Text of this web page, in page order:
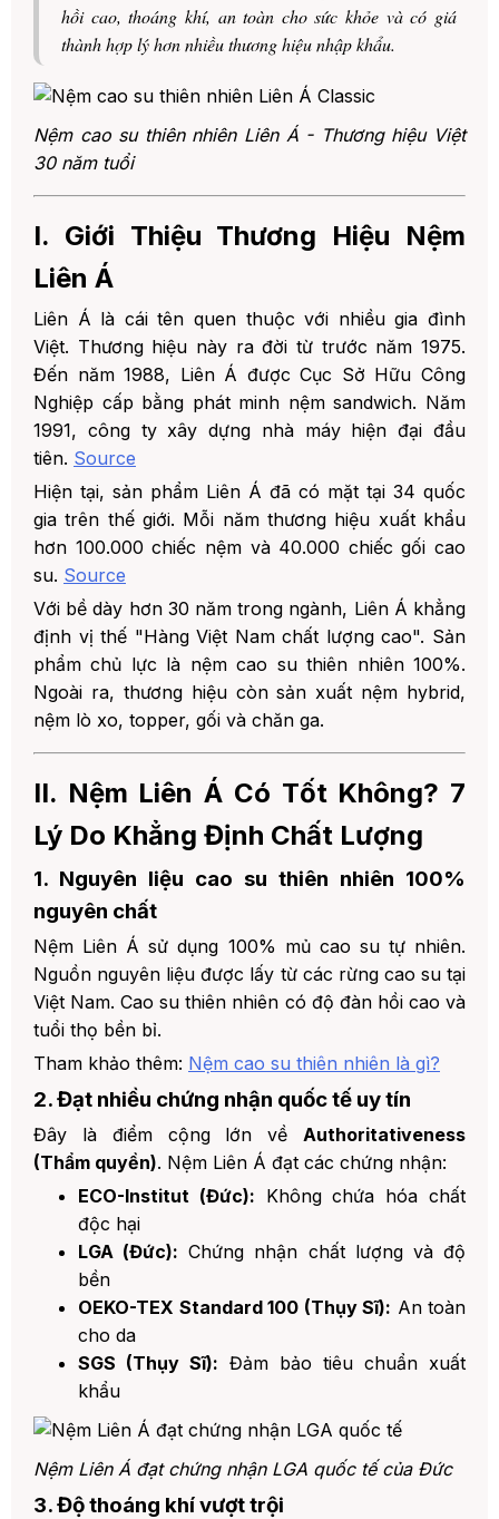
4. 4. Độ đàn hồi và nâng đỡ hoàn
hảo
5. 5. Tuổi thọ cao, độ bền lên đến 15
năm
6. 6. Kháng khuẩn, chống nấm mốc
lượng
3. III. Đánh Giá Ưu Nhược Điểm Nệm Liên Á
2. Nhược điểm cần lưu ý
4. IV. So Sánh Nệm Liên Á Với Các Thương
Hiệu Khác
1. Liên Á vs Kymdan
2. Liên Á vs Dunlopillo
3. Liên Á vs Kim Cương
4. Liên Á vs Vạn Thành
5. V. Giá Nệm Liên Á Cập Nhật Mới Nhất 2026
6. VI. Cách Phân Biệt Nệm Liên Á Thật Và Giả
7. VII. Đối Tượng Phù Hợp Với Nệm Liên Á
8. VIII. Hướng Dẫn Sử Dụng Và Bảo Quản Nệm
9. IX. Câu Hỏi Thường Gặp (FAQ)
10. X. Kết Luận: Nệm Liên Á Có Tốt Không?
TẠI ĐỆM VIỆT
1. Tại sao chọn Đệm Việt?
2. 📍 ĐỊA CHỈ SHOWROOM ĐỆM
VIỆT TẠI HÀ NỘI
12. 📚 BÀI VIẾT LIÊN QUAN CÙNG CHỦ ĐỀ
1. 👨‍💼 VỀ TÁC GIẢ
hồi cao, thoáng khí, an toàn cho sức khỏe và có giá
thành hợp lý hơn nhiều thương hiệu nhập khẩu.
Nệm cao su thiên nhiên Liên Á - Thương hiệu Việt
30 năm tuổi
I. Giới Thiệu Thương Hiệu Nệm
Liên Á
Liên Á là cái tên quen thuộc với nhiều gia đình
Việt. Thương hiệu này ra đời từ trước năm 1975.
Đến năm 1988, Liên Á được Cục Sở Hữu Công
Nghiệp cấp bằng phát minh nệm sandwich. Năm
1991, công ty xây dựng nhà máy hiện đại đầu
tiên. Source
Hiện tại, sản phẩm Liên Á đã có mặt tại 34 quốc
gia trên thế giới. Mỗi năm thương hiệu xuất khẩu
hơn 100.000 chiếc nệm và 40.000 chiếc gối cao
su. Source
Với bề dày hơn 30 năm trong ngành, Liên Á khẳng
định vị thế "Hàng Việt Nam chất lượng cao". Sản
phẩm chủ lực là nệm cao su thiên nhiên 100%.
Ngoài ra, thương hiệu còn sản xuất nệm hybrid,
nệm lò xo, topper, gối và chăn ga.
II. Nệm Liên Á Có Tốt Không? 7
Lý Do Khẳng Định Chất Lượng
1. Nguyên liệu cao su thiên nhiên 100%
nguyên chất
Nệm Liên Á sử dụng 100% mủ cao su tự nhiên.
Nguồn nguyên liệu được lấy từ các rừng cao su tại
Việt Nam. Cao su thiên nhiên có độ đàn hồi cao và
tuổi thọ bền bỉ.
Tham khảo thêm: Nệm cao su thiên nhiên là gì?
2. Đạt nhiều chứng nhận quốc tế uy tín
Đây là điểm cộng lớn về Authoritativeness
(Thẩm quyền). Nệm Liên Á đạt các chứng nhận:
ECO-Institut (Đức): Không chứa hóa chất
độc hại
LGA (Đức): Chứng nhận chất lượng và độ
bền
OEKO-TEX Standard 100 (Thụy Sĩ): An toàn
cho da
SGS (Thụy Sĩ): Đảm bảo tiêu chuẩn xuất
khẩu
Nệm Liên Á đạt chứng nhận LGA quốc tế của Đức
3. Độ thoáng khí vượt trội